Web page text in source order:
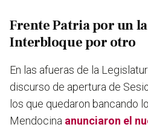
Frente Patria por un
Interbloque por otro
En las afueras de la
discurso de apertura de
los que quedaron bancando
Mendocina anunciaron el